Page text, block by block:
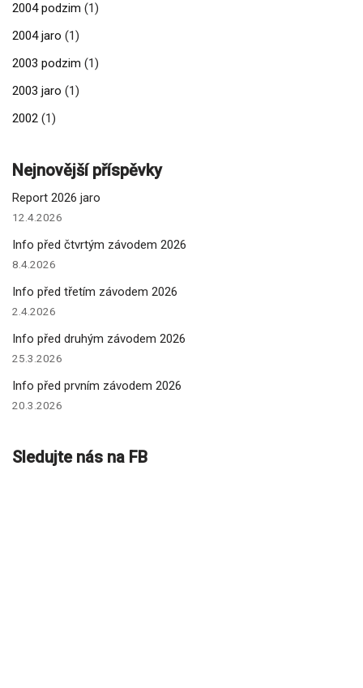
2004 podzim (1)
2004 jaro (1)
2003 podzim (1)
2003 jaro (1)
2002 (1)
Nejnovější příspěvky
Report 2026 jaro
12.4.2026
Info před čtvrtým závodem 2026
8.4.2026
Info před třetím závodem 2026
2.4.2026
Info před druhým závodem 2026
25.3.2026
Info před prvním závodem 2026
20.3.2026
Sledujte nás na FB